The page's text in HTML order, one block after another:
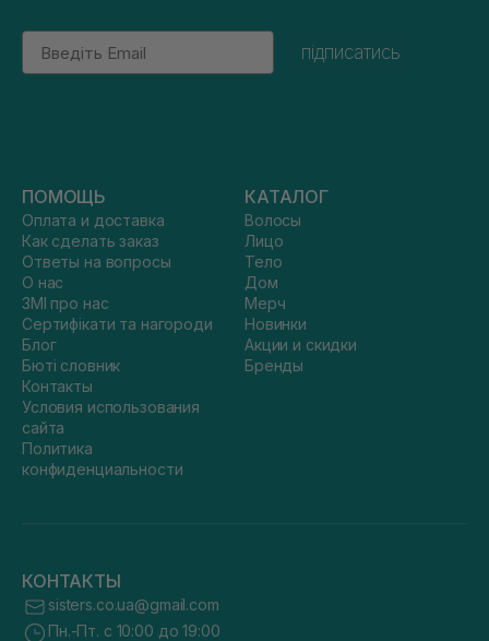
Email
підписатись
ПОМОЩЬ
Оплата и доставка
Как сделать заказ
Ответы на вопросы
О нас
ЗМІ про нас
Сертифікати та нагороди
Блог
Бюті словник
Контакты
Условия использования
сайта
Политика
конфиденциальности
КАТАЛОГ
Волосы
Лицо
Тело
Дом
Мерч
Новинки
Акции и скидки
Бренды
КОНТАКТЫ
sisters.co.ua@gmail.com
Пн.-Пт. с 10:00 до 19:00